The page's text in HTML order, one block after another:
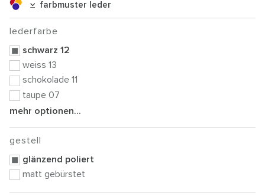
farbmuster leder
lederfarbe
schwarz 12
weiss 13
schokolade 11
taupe 07
mehr optionen...
gestell
glänzend poliert
matt gebürstet